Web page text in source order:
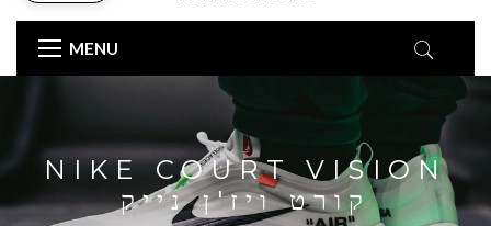
MENU
NIKE COURT VISION
קורט ויז'ן נייק